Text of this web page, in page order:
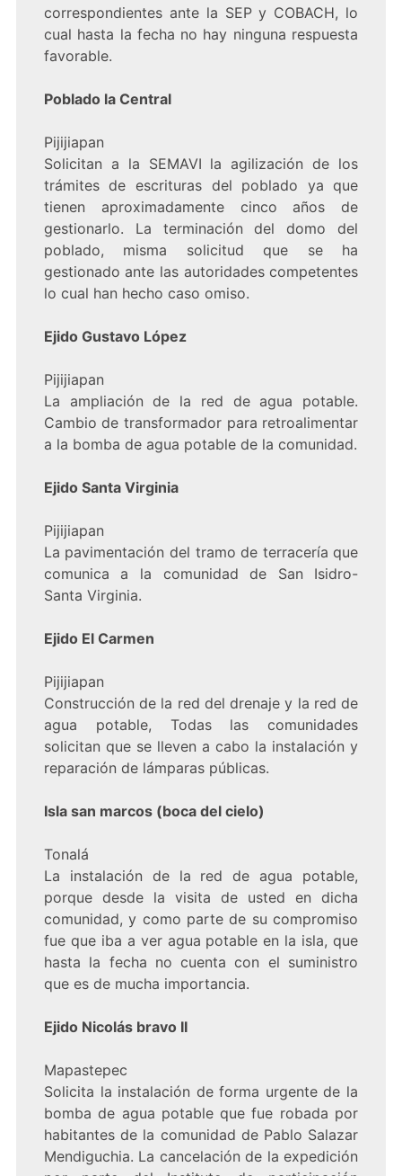
correspondientes ante la SEP y COBACH, lo
cual hasta la fecha no hay ninguna respuesta
favorable.
Poblado la Central
Pijijiapan
Solicitan a la SEMAVI la agilización de los
trámites de escrituras del poblado ya que
tienen aproximadamente cinco años de
gestionarlo. La terminación del domo del
poblado, misma solicitud que se ha
gestionado ante las autoridades competentes
lo cual han hecho caso omiso.
Ejido Gustavo López
Pijijiapan
La ampliación de la red de agua potable.
Cambio de transformador para retroalimentar
a la bomba de agua potable de la comunidad.
Ejido Santa Virginia
Pijijiapan
La pavimentación del tramo de terracería que
comunica a la comunidad de San Isidro-
Santa Virginia.
Ejido El Carmen
Pijijiapan
Construcción de la red del drenaje y la red de
agua potable, Todas las comunidades
solicitan que se lleven a cabo la instalación y
reparación de lámparas públicas.
Isla san marcos (boca del cielo)
Tonalá
La instalación de la red de agua potable,
porque desde la visita de usted en dicha
comunidad, y como parte de su compromiso
fue que iba a ver agua potable en la isla, que
hasta la fecha no cuenta con el suministro
que es de mucha importancia.
Ejido Nicolás bravo II
Mapastepec
Solicita la instalación de forma urgente de la
bomba de agua potable que fue robada por
habitantes de la comunidad de Pablo Salazar
Mendiguchia. La cancelación de la expedición